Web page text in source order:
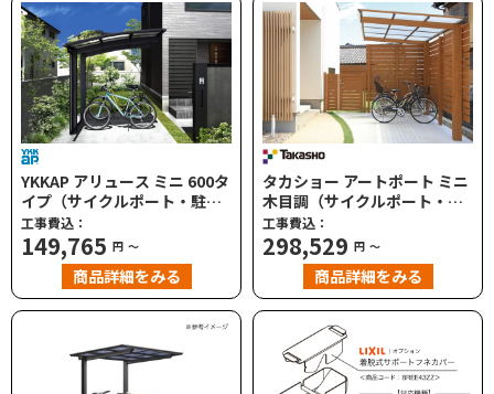
YKKAP アリュース ミニ 600タ
イプ（サイクルポート・駐輪
場）
工事費込：
149,765 円 ～
商品詳細をみる
タカショー アートポート ミニ
木目調（サイクルポート・駐
輪場）
工事費込：
298,529 円 ～
商品詳細をみる